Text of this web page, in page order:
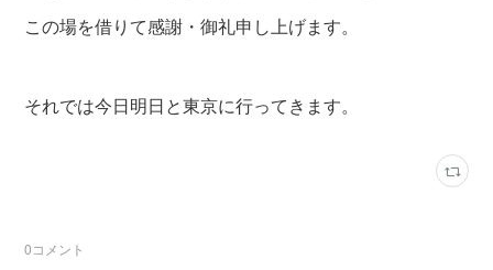
この場を借りて感謝・御礼申し上げます。
それでは今日明日と東京に行ってきます。
0コメント